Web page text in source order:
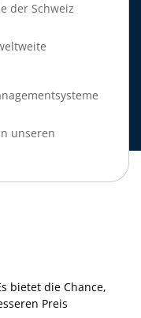
der Schweiz
unseren
bietet die Chance,
Preis